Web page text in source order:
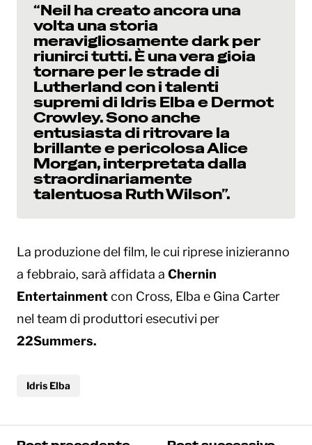
“Neil ha creato ancora una
volta una storia
meravigliosamente dark per
riunirci tutti. È una vera gioia
tornare per le strade di
Lutherland con i talenti
supremi di Idris Elba e Dermot
Crowley. Sono anche
entusiasta di ritrovare la
brillante e pericolosa Alice
Morgan, interpretata dalla
straordinariamente
talentuosa Ruth Wilson”.
La produzione del film, le cui riprese inizieranno
a febbraio, sarà affidata a Chernin
Entertainmentcon Cross, Elba e Gina Carter
nel team di produttori esecutivi per
22Summers.
Idris Elba